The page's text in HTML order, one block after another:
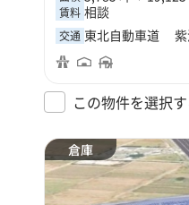
賃料 相談
交通 東北自動車道 紫
この物件を選択
倉庫